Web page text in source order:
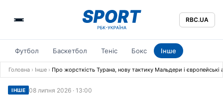
RBC.UA
Футбол Баскетбол Теніс Бокс Інше
Головна › Інше › Про жорсткість Турана, нову тактику Мальдери і європейські
ІНШЕ 08 липня 2026 · 13:00